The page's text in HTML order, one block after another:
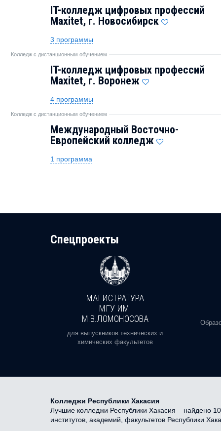
IT-колледж цифровых профессий
Maxitet, г. Новосибирск
3 программы
Колледж с дистанционным обучением
IT-колледж цифровых профессий
Maxitet, г. Воронеж
4 программы
Колледж с дистанционным обучением
Международный Восточно-
Европейский колледж
1 программа
Cпецпроекты
МАГИСТРАТУРА
МГУ ИМ.
М.В.ЛОМОНОСОВА
для выпускников технических и
химических факультетов
Колледжи Республики Хакасия
Лучшие колледжи Республики Хакасия – найдено
институтов, академий, факультетов Республики